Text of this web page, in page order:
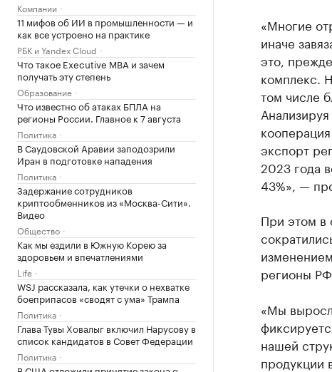
Компании
11 мифов об ИИ в промышленности — и
как все устроено на практике
РБК и Yandex Cloud
Что такое Executive MBA и зачем
получать эту степень
Образование
Что известно об атаках БПЛА на
регионы России. Главное к 7 августа
Политика
В Саудовской Аравии заподозрили
Иран в подготовке нападения
Политика
Задержание сотрудников
криптообменников из «Москва-Сити».
Видео
Общество
Как мы ездили в Южную Корею за
здоровьем и впечатлениями
Life
WSJ рассказала, как утечки о нехватке
боеприпасов «сводят с ума» Трампа
Политика
Глава Тувы Ховалыг включил Нарусову в
список кандидатов в Совет Федерации
Политика
«Многие
иначе
это,
комплекс.
том числе
экспорт
2023 года
43%», —
При этом в
регионы РФ.
«Мы
нашей
продукции